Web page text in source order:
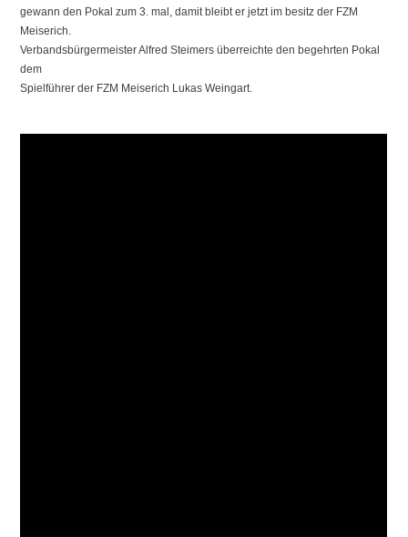
gewann den Pokal zum 3. mal, damit bleibt er jetzt im besitz der FZM
Meiserich.
Verbandsbürgermeister Alfred Steimers überreichte den begehrten Pokal
dem
Spielführer der FZM Meiserich Lukas Weingart.